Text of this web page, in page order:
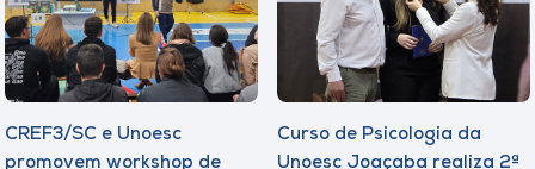
CREF3/SC e Unoesc
promovem workshop de
Curso de Psicologia da
Unoesc Joaçaba realiza 2ª